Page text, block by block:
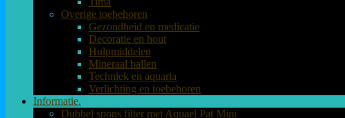
Overige toebehoren
Gezondheid en medicatie
Decoratie en hout
Hulpmiddelen
Mineraal ballen
Techniek en aquaria
Verlichting en toebehoren
Informatie.
Dubbel spons filter met Aquael Pat Mini